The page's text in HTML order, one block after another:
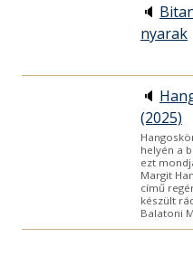
🔈
nyarak
🔈
(2025)
helyén a
ezt
Margit
című
készült
Balatoni